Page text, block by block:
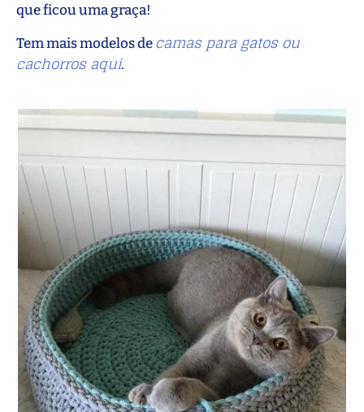
que ficou uma graça!
Tem mais modelos de camas para gatos ou
cachorros aqui.